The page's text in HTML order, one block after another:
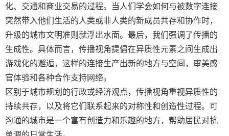
化、交通和商业交易的过程。当人们学会如何与被数字连接
突然带入他们生活的人类或非人类的新成员共存和协作时，
升级的城市文明准则就浮出水面。最后，我们强调了传播的
生成性。具体而言，传播视角提倡在异质性元素之间生成出
游戏化的邂逅，这样的连接生产出新的地方与空间，审美感
官体验和各种合作支持网络。
区别于城市规划的行政或经济观点，传播视角重视异质性的
持续共存，以及将它们联系起来的对称性和创造性过程。可
沟通的城市是一个富有创造力和乐趣的地方，帮助居民对抗